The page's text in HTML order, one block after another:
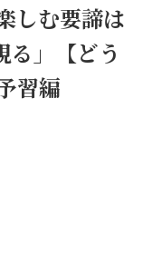
しむ要諦は
る」【どう
習編